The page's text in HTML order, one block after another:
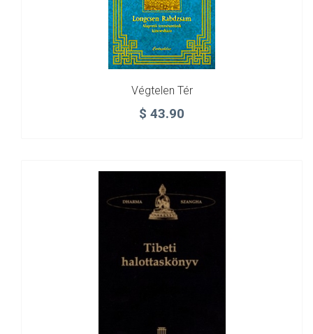
Végtelen Tér
$ 43.90